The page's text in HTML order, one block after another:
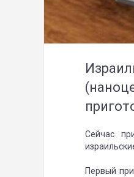
Сейчас
Первый